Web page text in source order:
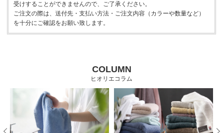
受けすることができませんので、ご了承ください。
ご注文の際は、送付先・支払い方法・ご注文内容（カラーや数量など）
を十分にご確認をお願い致します。
COLUMN
ヒオリエコラム